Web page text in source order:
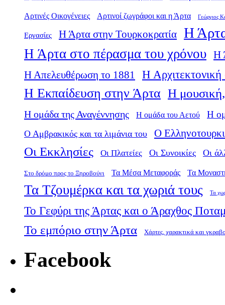
Αρτινές Οικογένειες Αρτινοί ζωγράφοι και η Άρτα Γεώργιος
Εργασίες Η Άρτα στην Τουρκοκρατία Η
Η Άρτα στο πέρασμα του χρόνου Η
Η Απελευθέρωση το 1881
Η
Η Εκπαίδευση στην Άρτα Η μουσική,
Η ομάδα της Αναγέννησης Η ομάδα του Αετού Η
Ο Αμβρακικός και τα λιμάνια του Ο
Οι Εκκλησίες Οι Πλατείες Οι Συνοικίες Οι
Στο δρόμο προς το Ξηροβούνι Τα Μέσα Μεταφοράς Τα
Τα Τζουμέρκα και τα χωριά τους Τα
Το Γεφύρι της Άρτας και ο Άραχθος
Το εμπόριο στην Άρτα Χάρτες, χαρακτικά και
Facebook